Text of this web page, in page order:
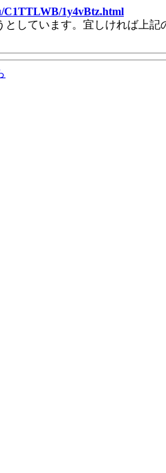
1y4vBtz.html
としています。宜しければ上